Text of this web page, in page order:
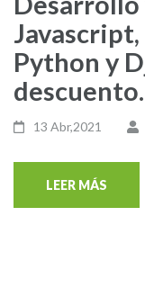
Javascript,
Python y
descuento.
13 Abr,2021
LEER MÁS